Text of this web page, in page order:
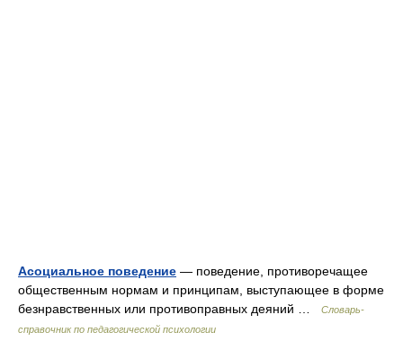
Асоциальное поведение — поведение, противоречащее
общественным нормам и принципам, выступающее в форме
безнравственных или противоправных деяний …
Словарь-
справочник по педагогической психологии